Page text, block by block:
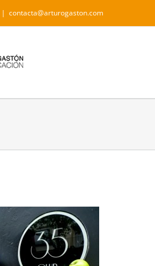
| contacta@arturogaston.com